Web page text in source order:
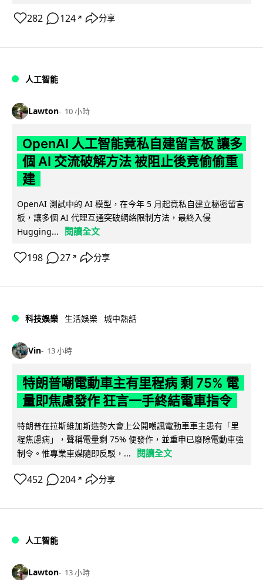
282 124 ↗ 分享
人工智能
Lawton 10 小時
OpenAI 人工智能竟私自建留言板 讓多
個 AI 交流破解方法 被阻止後竟偷偷重
建
OpenAI 測試中的 AI 模型，在今年 5 月起竟私自建立秘密留言
板，讓多個 AI 代理互通突破網絡限制方法，最終入侵
Hugging...
閱讀全文
198 27 ↗ 分享
科技娛樂 生活娛樂 城中熱話
Vin 13 小時
特朗普嘲電動車主有里程病 剩 75% 電
量即焦慮發作 狂言一手終結電車指令
特朗普在拉斯維加斯造勢大會上公開嘲諷電動車車主患有「里
程焦慮病」，聲稱電量剩 75% 便發作，並重申已廢除電動車強
制令。惟專業車媒隨即反駁，...
閱讀全文
452 204 ↗ 分享
人工智能
Lawton 13 小時